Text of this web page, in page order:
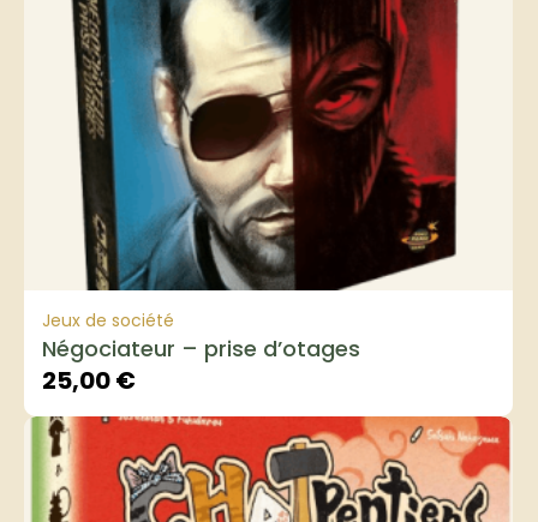
Jeux de société
Négociateur – prise d’otages
25,00€